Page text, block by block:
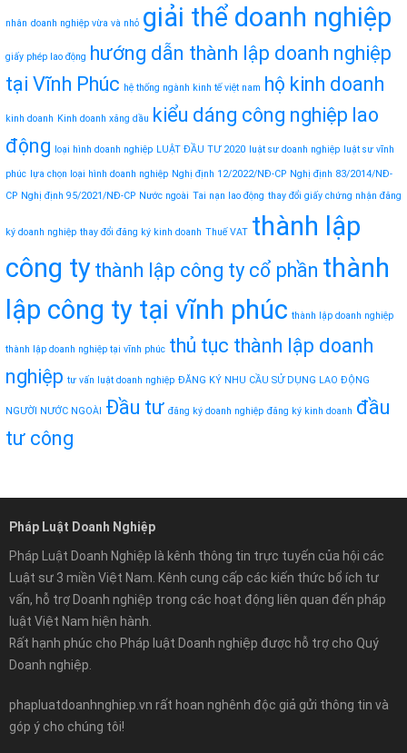
nhân doanh nghiệp vừa và nhỏ giải thể doanh nghiệp
giấy phép lao động hướng dẫn thành lập doanh nghiệp
tại Vĩnh Phúc hệ thống ngành kinh tế việt nam hộ kinh doanh
kinh doanh Kinh doanh xăng dầu kiểu dáng công nghiệp lao
động loại hình doanh nghiệp LUẬT ĐẦU TƯ 2020 luật sư doanh nghiệp luật sư vĩnh
phúc lựa chọn loại hình doanh nghiệp Nghị định 12/2022/NĐ-CP Nghị định 83/2014/NĐ-
CP Nghị định 95/2021/NĐ-CP Nước ngoài Tai nạn lao động thay đổi giấy chứng nhận đăng
ký doanh nghiệp thay đổi đăng ký kinh doanh Thuế VAT thành lập
công ty thành lập công ty cổ phần thành
lập công ty tại vĩnh phúc thành lập doanh nghiệp
thành lập doanh nghiệp tại vĩnh phúc thủ tục thành lập doanh
nghiệp tư vấn luật doanh nghiệp ĐĂNG KÝ NHU CẦU SỬ DỤNG LAO ĐỘNG
NGƯỜI NƯỚC NGOÀI Đầu tư đăng ký doanh nghiệp đăng ký kinh doanh đầu
tư công
Pháp Luật Doanh Nghiệp
Pháp Luật Doanh Nghiệp là kênh thông tin trực tuyến của hội các
Luật sư 3 miền Việt Nam. Kênh cung cấp các kiến thức bổ ích tư
vấn, hỗ trợ Doanh nghiệp trong các hoạt động liên quan đến pháp
luật Việt Nam hiện hành.
Rất hạnh phúc cho Pháp luật Doanh nghiệp được hỗ trợ cho Quý
Doanh nghiệp.
phapluatdoanhnghiep.vn rất hoan nghênh độc giả gửi thông tin và
góp ý cho chúng tôi!